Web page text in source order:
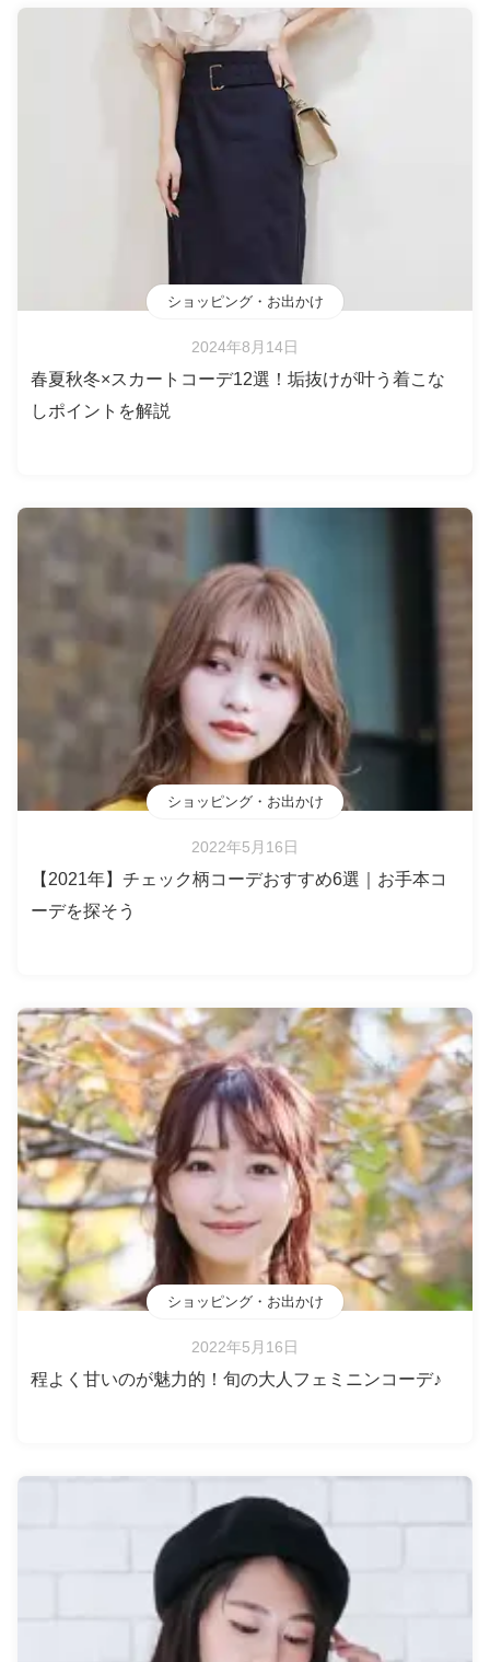
ショッピング・お出かけ
2024年8月14日
春夏秋冬×スカートコーデ12選！垢抜けが叶う着こな
しポイントを解説
ショッピング・お出かけ
2022年5月16日
【2021年】チェック柄コーデおすすめ6選｜お手本コ
ーデを探そう
ショッピング・お出かけ
2022年5月16日
程よく甘いのが魅力的！旬の大人フェミニンコーデ♪